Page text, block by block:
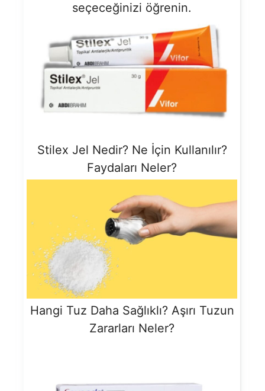
seçeceğinizi öğrenin.
Stilex Jel Nedir? Ne İçin Kullanılır?
Faydaları Neler?
Hangi Tuz Daha Sağlıklı? Aşırı Tuzun
Zararları Neler?